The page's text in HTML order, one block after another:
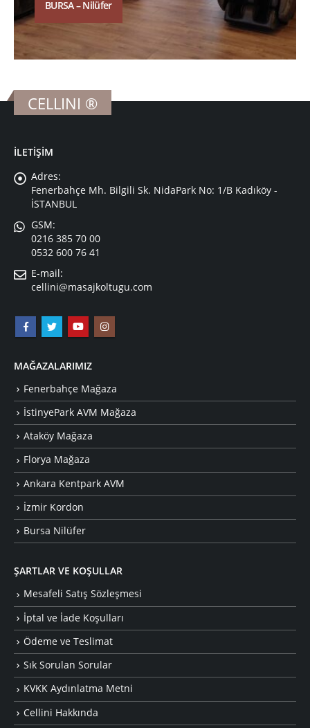
BURSA – Nilüfer
CELLINI ®
İLETİŞİM
Adres:
Fenerbahçe Mh. Bilgili Sk. NidaPark No: 1/B Kadıköy -
İSTANBUL
GSM:
0216 385 70 00
0532 600 76 41
E-mail:
cellini@masajkoltugu.com
MAĞAZALARIMIZ
Fenerbahçe Mağaza
İstinyePark AVM Mağaza
Ataköy Mağaza
Florya Mağaza
Ankara Kentpark AVM
İzmir Kordon
Bursa Nilüfer
ŞARTLAR VE KOŞULLAR
Mesafeli Satış Sözleşmesi
İptal ve İade Koşulları
Ödeme ve Teslimat
Sık Sorulan Sorular
KVKK Aydınlatma Metni
Cellini Hakkında